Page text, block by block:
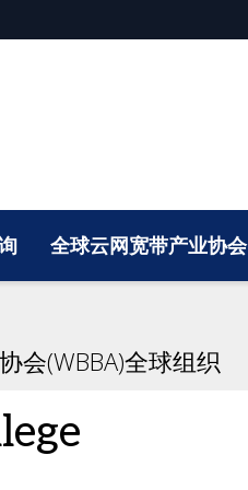
全球云网宽带产业协会
会(WBBA)全球组织